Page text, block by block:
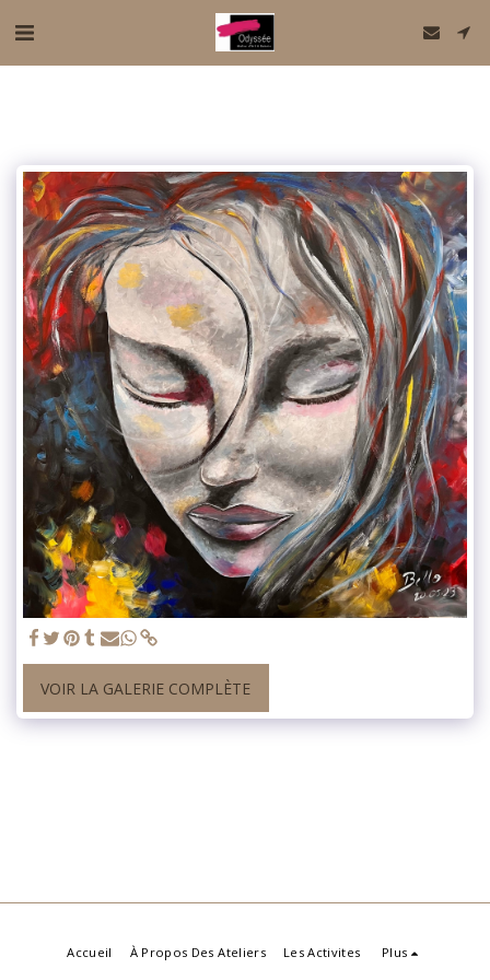
VOIR LA GALERIE COMPLÈTE
Accueil À Propos Des Ateliers Les Activites Plus